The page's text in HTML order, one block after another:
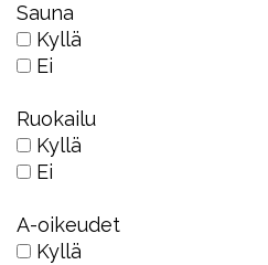
Sauna
Kyllä
Ei
Ruokailu
Kyllä
Ei
A-oikeudet
Kyllä